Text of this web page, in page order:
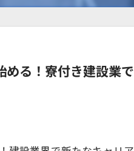
める！寮付き建設業